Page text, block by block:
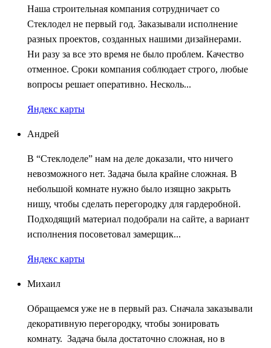
Наша строительная компания сотрудничает со
Стеклодел не первый год. Заказывали исполнение
разных проектов, созданных нашими дизайнерами.
Ни разу за все это время не было проблем. Качество
отменное. Сроки компания соблюдает строго, любые
вопросы решает оперативно. Несколь...
Яндекс карты
Андрей
В “Стеклоделе” нам на деле доказали, что ничего
невозможного нет. Задача была крайне сложная. В
небольшой комнате нужно было изящно закрыть
нишу, чтобы сделать перегородку для гардеробной.
Подходящий материал подобрали на сайте, а вариант
исполнения посоветовал замерщик...
Яндекс карты
Михаил
Обращаемся уже не в первый раз. Сначала заказывали
декоративную перегородку, чтобы зонировать
комнату. Задача была достаточно сложная, но в